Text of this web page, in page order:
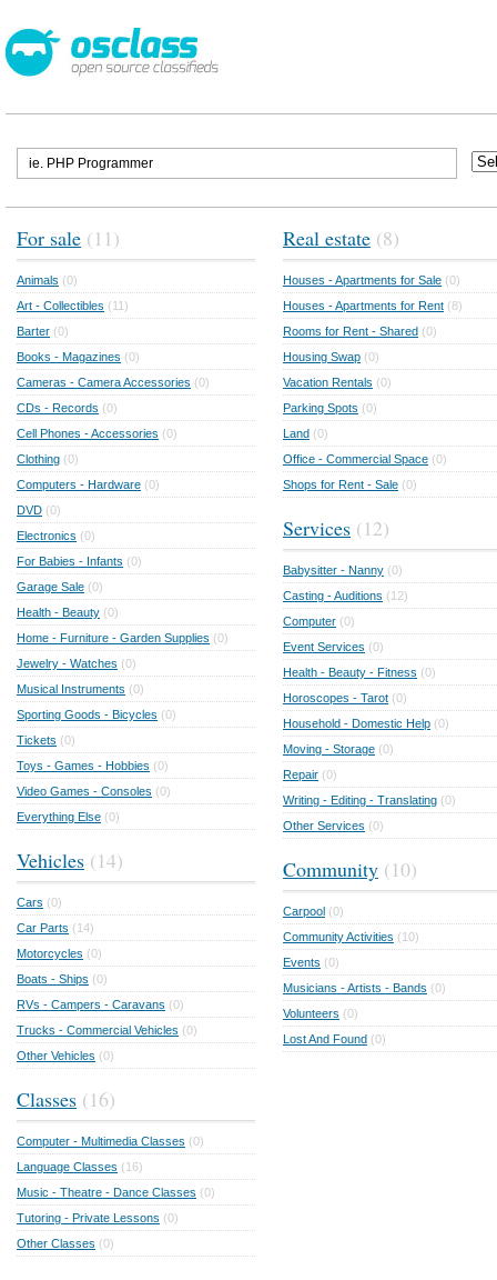
For sale (11)
Animals (0)
Art - Collectibles (11)
Barter (0)
Books - Magazines (0)
Cameras - Camera Accessories (0)
CDs - Records (0)
Cell Phones - Accessories (0)
Clothing (0)
Computers - Hardware (0)
DVD (0)
Electronics (0)
For Babies - Infants (0)
Garage Sale (0)
Health - Beauty (0)
Home - Furniture - Garden Supplies (0)
Jewelry - Watches (0)
Musical Instruments (0)
Sporting Goods - Bicycles (0)
Tickets (0)
Toys - Games - Hobbies (0)
Video Games - Consoles (0)
Everything Else (0)
Vehicles (14)
Cars (0)
Car Parts (14)
Motorcycles (0)
Boats - Ships (0)
RVs - Campers - Caravans (0)
Trucks - Commercial Vehicles (0)
Other Vehicles (0)
Classes (16)
Computer - Multimedia Classes (0)
Language Classes (16)
Music - Theatre - Dance Classes (0)
Tutoring - Private Lessons (0)
Other Classes (0)
Real estate (8)
Houses - Apartments for Sale (0)
Houses - Apartments for Rent (8)
Rooms for Rent - Shared (0)
Housing Swap (0)
Vacation Rentals (0)
Parking Spots (0)
Land (0)
Office - Commercial Space (0)
Shops for Rent - Sale (0)
Services (12)
Babysitter - Nanny (0)
Casting - Auditions (12)
Computer (0)
Event Services (0)
Health - Beauty - Fitness (0)
Horoscopes - Tarot (0)
Household - Domestic Help (0)
Moving - Storage (0)
Repair (0)
Writing - Editing - Translating (0)
Other Services (0)
Community (10)
Carpool (0)
Community Activities (10)
Events (0)
Musicians - Artists - Bands (0)
Volunteers (0)
Lost And Found (0)